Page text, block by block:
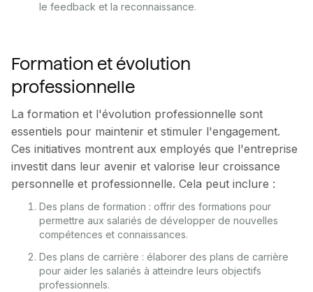
le feedback et la reconnaissance.
Formation et évolution
professionnelle
La formation et l'évolution professionnelle sont
essentiels pour maintenir et stimuler l'engagement.
Ces initiatives montrent aux employés que l'entreprise
investit dans leur avenir et valorise leur croissance
personnelle et professionnelle. Cela peut inclure :
Des plans de formation : offrir des formations pour
permettre aux salariés de développer de nouvelles
compétences et connaissances.
Des plans de carrière : élaborer des plans de carrière
pour aider les salariés à atteindre leurs objectifs
professionnels.